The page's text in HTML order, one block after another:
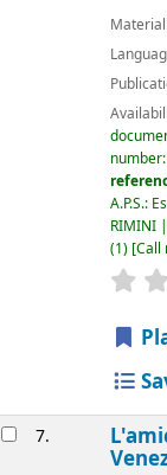
number:
A.P.S.:
RIMINI
(1) Call
star
7.